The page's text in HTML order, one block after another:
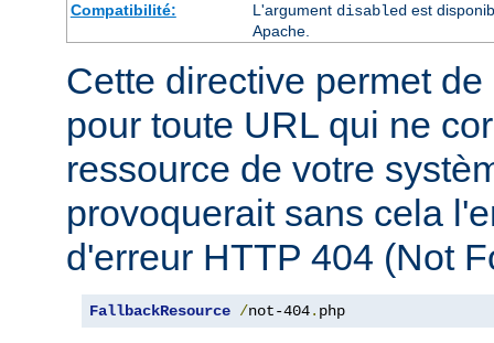
Compatibilité:
L'argument disabledest
Apache.
Cette directive permet
pour toute URL qui ne
ressource de votre
provoquerait sans cela
d'erreur HTTP 404 (Not
FallbackResource /not-404. php